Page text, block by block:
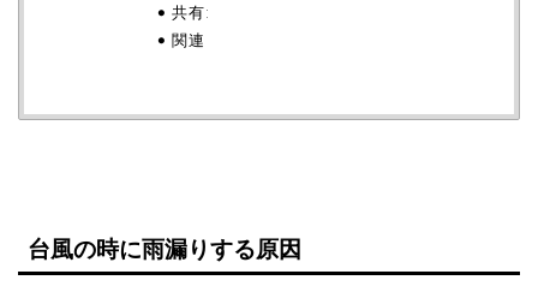
共有:
関連
台風の時に雨漏りする原因